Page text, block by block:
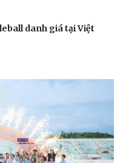
danh giá tại Việt